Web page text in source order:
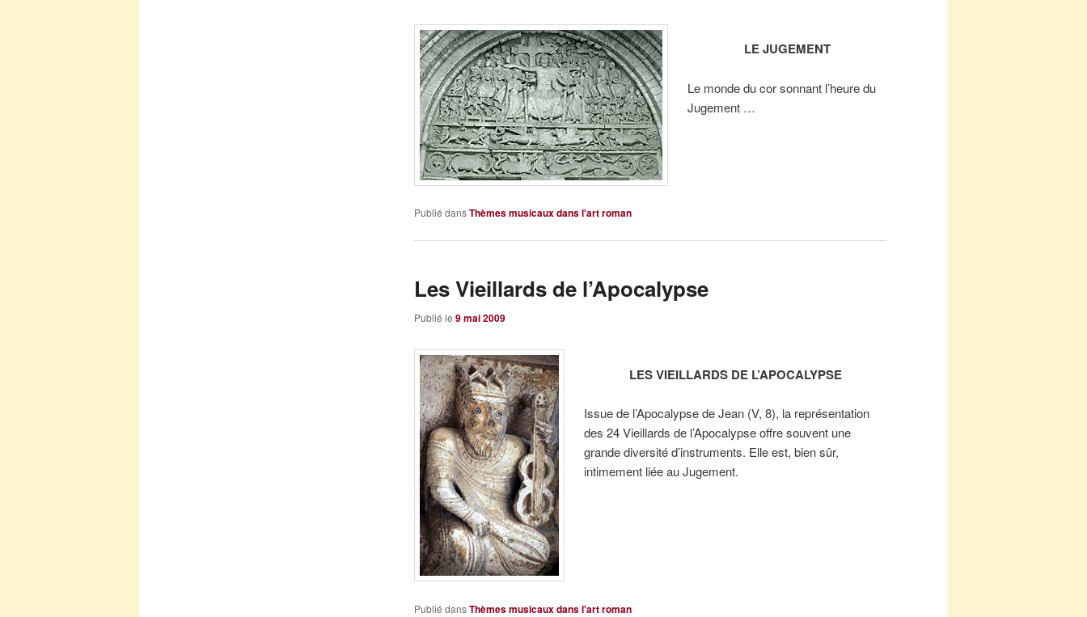
LE JUGEMENT
Le monde du cor sonnant l’heure du
Jugement …
Publié dansThèmes musicaux dans l'art roman
Les Vieillards de l’Apocalypse
Publié le 9 mai 2009
LES VIEILLARDS DE L’APOCALYPSE
Issue de l’Apocalypse de Jean (V, 8), la représentation
des 24 Vieillards de l’Apocalypse offre souvent une
grande diversité d’instruments. Elle est, bien sûr,
intimement liée au Jugement.
Publié dansThèmes musicaux dans l'art roman